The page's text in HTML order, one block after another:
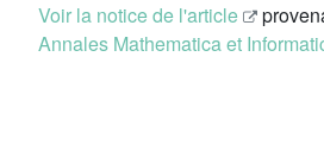
Voir la notice de l'article
Annales Mathematica et